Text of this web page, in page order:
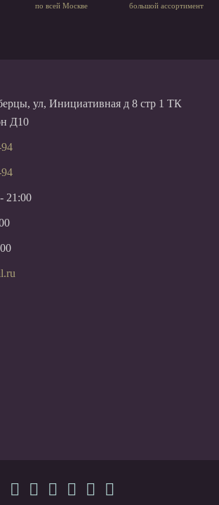
по всей Москве
большой ассортимент
ул, Инициативная д 8 стр 1 ТК
Д10
21:00